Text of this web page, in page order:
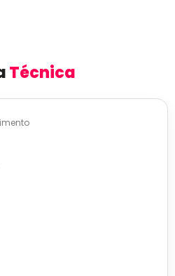
Técnica